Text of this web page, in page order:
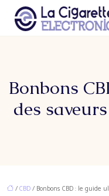
Bonbons
des
/CBD/ Bonbons CBD : le guide